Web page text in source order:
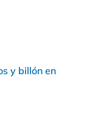
y billón en